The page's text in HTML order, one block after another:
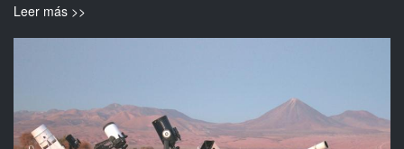
Leer más >>